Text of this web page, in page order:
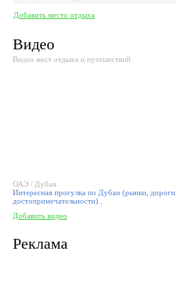
Добавить место отдыха
Видео
Видео мест отдыха и путешествий
ОАЭ / Дубаи
Интересная прогулка по Дубаи (рынки, дороги,
достопримечательности)..
Добавить видео
Реклама